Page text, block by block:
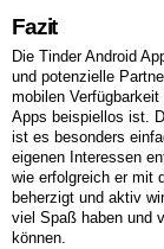
Fazit
Die Tinder Android
und potenzielle
mobilen
Apps beispiellos ist.
ist es besonders
eigenen Interessen
wie erfolgreich er mit
beherzigt und aktiv
viel Spaß haben und
können.